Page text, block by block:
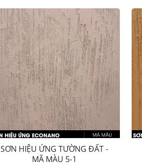
SƠN HIỆU ỨNG TƯỜNG ĐẤT -
MÃ MÀU 5-1